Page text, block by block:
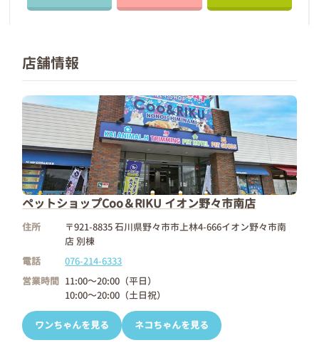
店舗情報
ペットショップCoo＆RIKU イオン野々市南店
住所
〒921-8835 石川県野々市市上林4-666イオン野々市南
店 別棟
電話
076-214-6333
営業時間 11:00～20:00（平日）
10:00～20:00（土日祝）
ワンちゃんを見る ネコちゃんを見る